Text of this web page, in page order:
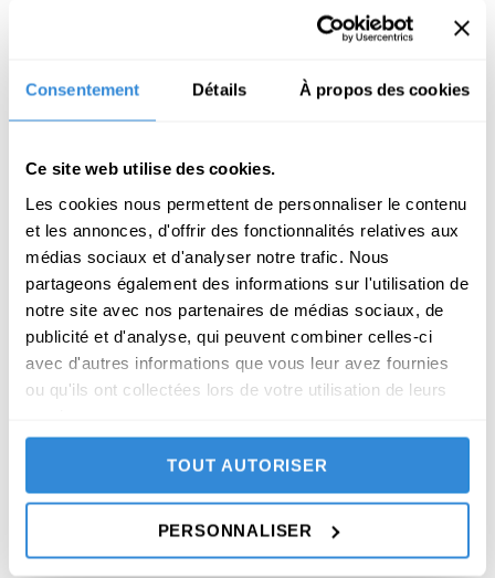
Consentement Détails À propos des cookies
Ce site web utilise des cookies.
Les cookies nous permettent de personnaliser le contenu
et les annonces, d'offrir des fonctionnalités relatives aux
médias sociaux et d'analyser notre trafic. Nous
partageons également des informations sur l'utilisation de
notre site avec nos partenaires de médias sociaux, de
publicité et d'analyse, qui peuvent combiner celles-ci
avec d'autres informations que vous leur avez fournies
ou qu'ils ont collectées lors de votre utilisation de leurs
TOUT AUTORISER
PERSONNALISER
l’instant présent, avec des pensées plus justes
personnel et notre relation aux autres.
puis sieste et temps libre
16H00 :Toujours avec l’objectif de savourer le
moment présent nous partagerons plusieurs
expériences…
Bol tibétain, Mandala avec le sable, Lecture
philosophique, Marche consciente dans le
désert…
17H30 : pause
18H00 :coucher du soleil
diner dans la tente salle à manger, puis
Samedi 23 février 2019 :